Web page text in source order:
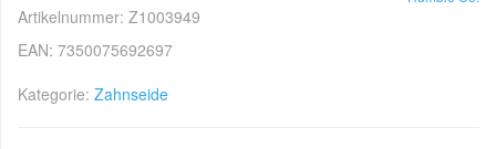
Artikelnummer: Z1003949
EAN: 7350075692697
Kategorie: Zahnseide